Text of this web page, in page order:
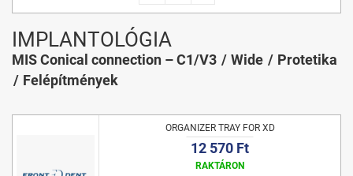
IMPLANTOLÓGIA
MIS Conical connection – C1/V3 Wide
Protetika
Felépítmények
ORGANIZER TRAY FOR XD
12 570 Ft
RAKTÁRON